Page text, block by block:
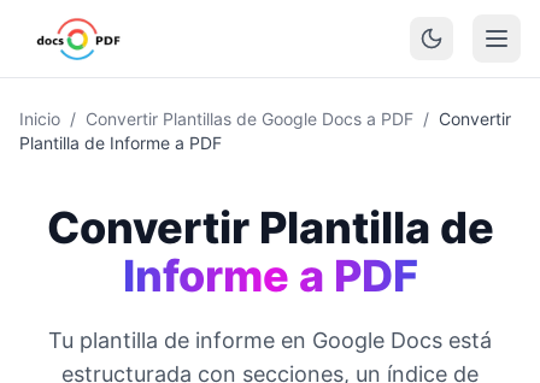
Inicio / Convertir Plantillas de Google Docs a PDF / Convertir
Plantilla de Informe a PDF
Convertir Plantilla de
Informe a PDF
Tu plantilla de informe en Google Docs está
estructurada con secciones, un índice de